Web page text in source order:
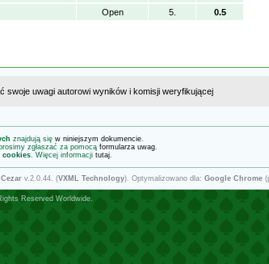
Open 5. 0.5
swoje uwagi autorowi wyników i komisji weryfikującej
znajdują się w niniejszym dokumencie.
zgłaszać za pomocą formularza uwag.
. Więcej informacji tutaj.
Cezar v.2.0.44. (VXML Technology). Optymalizowano dla: Google Chrome
Reserved Worldwide.